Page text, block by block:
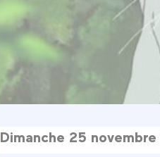
Dimanche 25